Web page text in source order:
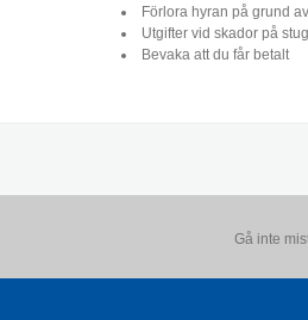
Förlora hyran på grund
Utgifter vid skador på
Bevaka att du får betalt
Gå inte